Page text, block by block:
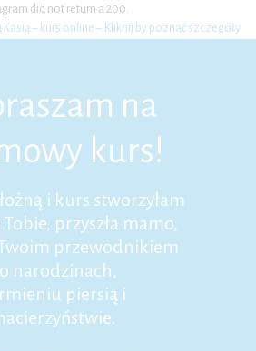
did not return a 200.
Kasią – kurs online – Kliknij by poznać szczegóły
na
kurs!
i kurs stworzyłam
przyszła mamo,
przewodnikiem
narodzinach,
piersią i